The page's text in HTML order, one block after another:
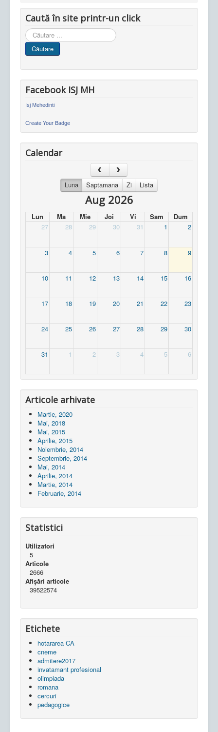
Caută în site printr-un click
Cauta
in
site
Căutare
Facebook ISJ MH
Isj Mehedinti
Create Your Badge
Calendar
Luna Saptamana Zi Lista
Aug 2026
Lun Ma Mie Joi Vi Sam
Dum
27
28 29 30 31 1 2
3 4 5 6 7 8 9
10 11 12 13 14 15 16
17 18 19 20 21 22 23
24 25 26 27 28 29 30
31 1 2 3 4 5 6
Articole arhivate
Martie, 2020
Mai, 2018
Mai, 2015
Aprilie, 2015
Noiembrie, 2014
Septembrie, 2014
Mai, 2014
Aprilie, 2014
Martie, 2014
Februarie, 2014
Statistici
Utilizatori
5
Articole
2666
Afișări articole
39522574
Etichete
hotararea CA
cneme
admitere2017
invatamant profesional
olimpiada
romana
cercuri
pedagogice